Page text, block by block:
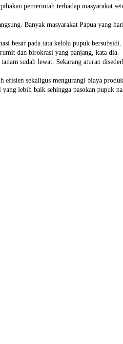
pemerintah terhadap masyarakat
Banyak masyarakat Papua yang
besar pada tata kelola pupuk bersubsidi.
dan birokrasi yang panjang, kata dia.
sudah lewat. Sekarang aturan
sekaligus mengurangi biaya
lebih baik sehingga pasokan pupuk